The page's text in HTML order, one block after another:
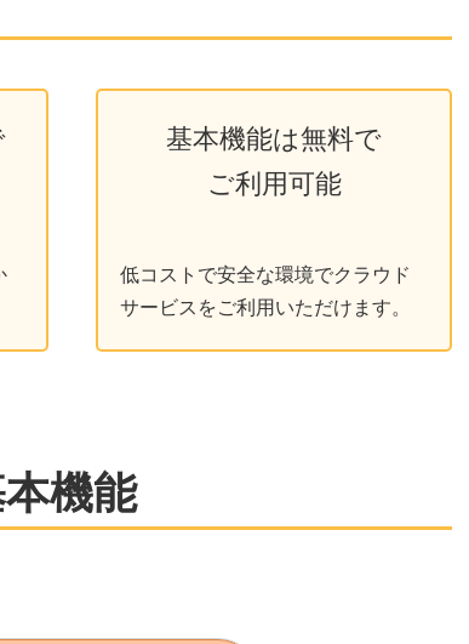
基本機能は無料で
ご利用可能
低コストで安全な環境でクラウド
サービスをご利用いただけます。
機能